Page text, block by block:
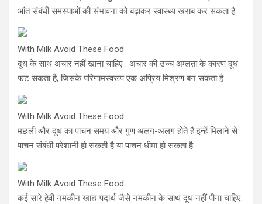
आंत संबंधी समस्याओं की संभावना को बढ़ाकर स्वास्थ्य खराब कर सकता है.
With Milk Avoid These Food
दूध के साथ अचार नहीं खाना चाहिए . अचार की उच्च अम्लता के कारण दूध
फट सकता है, जिसके परिणामस्वरूप एक अप्रिय मिश्रण बन सकता है.
With Milk Avoid These Food
मछली और दूध का पाचन समय और गुण अलग-अलग होते हैं इन्हें मिलाने से
पाचन संबंधी परेशानी हो सकती है या पाचन धीमा हो सकता है
With Milk Avoid These Food
कई सारे हेवी नमकीन खाद्य पदार्थ जैसे नमकीन के साथ दूध नहीं पीना चाहिए.